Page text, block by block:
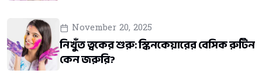
November 20, 2025
নিখুঁত ত্বকের শুরু: স্কিনকেয়ারের বেসিক রুটিন
কেন জরুরি?